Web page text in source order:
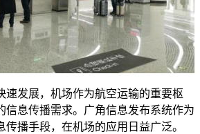
速发展，机场作为航空运输的重要枢
信息传播需求。广角信息发布系统作为
播手段，在机场的应用日益广泛。